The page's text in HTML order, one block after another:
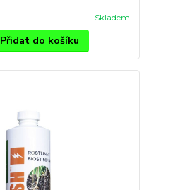
Skladem
Přidat do košíku